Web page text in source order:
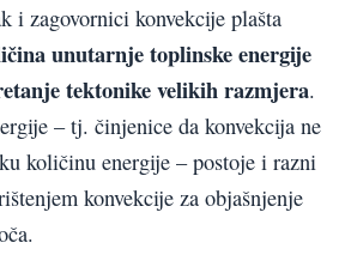
i zagovornici konvekcije plašta
unutarnje toplinske energije
tektonike velikih razmjera.
– tj. činjenice da konvekcija ne
količinu energije – postoje i razni
konvekcije za objašnjenje